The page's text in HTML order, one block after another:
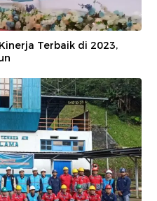
Terbaik di 2023,